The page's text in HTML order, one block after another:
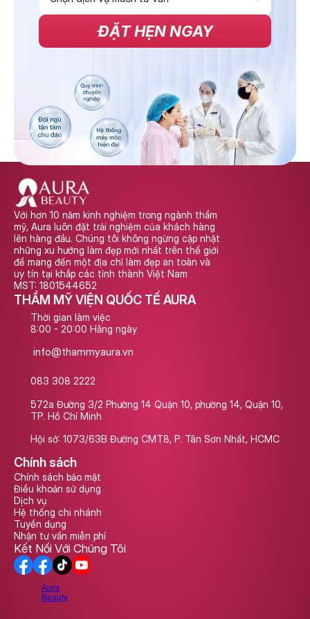
ĐẶT HẸN NGAY
Với hơn 10 năm kinh nghiệm trong ngành thẩm
mỹ, Aura luôn đặt trải nghiệm của khách hàng
lên hàng đầu. Chúng tôi không ngừng cập nhật
những xu hướng làm đẹp mới nhất trên thế giới
để mang đến một địa chỉ làm đẹp an toàn và
uy tín tại khắp các tỉnh thành Việt Nam
MST: 1801544652
THẨM MỸ VIỆN QUỐC TẾ AURA
Thời gian làm việc
8:00 - 20:00 Hằng ngày
info@thammyaura.vn
083 308 2222
572a Đường 3/2 Phường 14 Quận 10, phường 14, Quận 10,
TP. Hồ Chí Minh
Hội sở: 1073/63B Đường CMT8, P. Tân Sơn Nhất, HCMC
Chính sách
Chính sách bảo mật
Điều khoản sử dụng
Dịch vụ
Hệ thống chi nhánh
Tuyển dụng
Nhận tư vấn miễn phí
Kết Nối Với Chúng Tôi
Aura
Beauty